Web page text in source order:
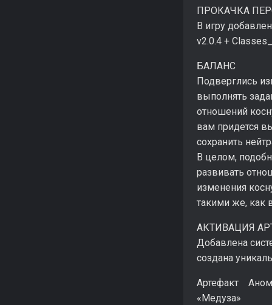
ПРОКАЧКА
В игру
v2.0.4 +
БАЛАНС
Подверглись
выполнять
отношений
вам придется
сохранить
В целом,
развивать
изменения
такими же, как
АКТИВАЦИЯ
Добавлена
создана
Артефакт
«Медуза»